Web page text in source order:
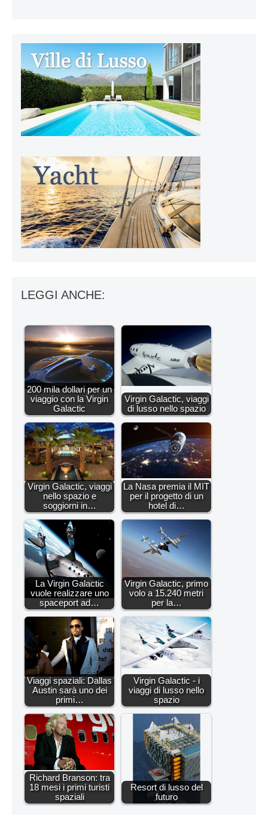
LEGGI ANCHE:
200 mila dollari per un
viaggio con la Virgin
Galactic
Virgin Galactic, viaggi
di lusso nello spazio
Virgin Galactic, viaggi
nello spazio e
soggiorni in…
La Nasa premia il MIT
per il progetto di un
hotel di…
La Virgin Galactic
vuole realizzare uno
spaceport ad…
Virgin Galactic, primo
volo a 15.240 metri
per la…
Viaggi spaziali: Dallas
Austin sarà uno dei
primi…
Virgin Galactic - i
viaggi di lusso nello
spazio
Richard Branson: tra
18 mesi i primi turisti
spaziali
Resort di lusso del
futuro